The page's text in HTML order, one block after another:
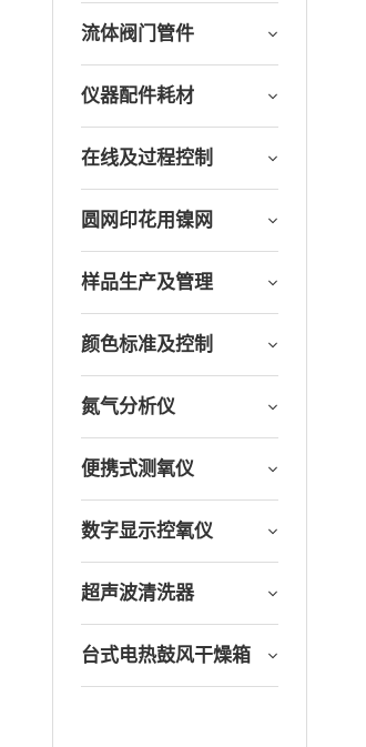
流体阀门管件
仪器配件耗材
在线及过程控制
圆网印花用镍网
样品生产及管理
颜色标准及控制
氮气分析仪
便携式测氧仪
数字显示控氧仪
超声波清洗器
台式电热鼓风干燥箱